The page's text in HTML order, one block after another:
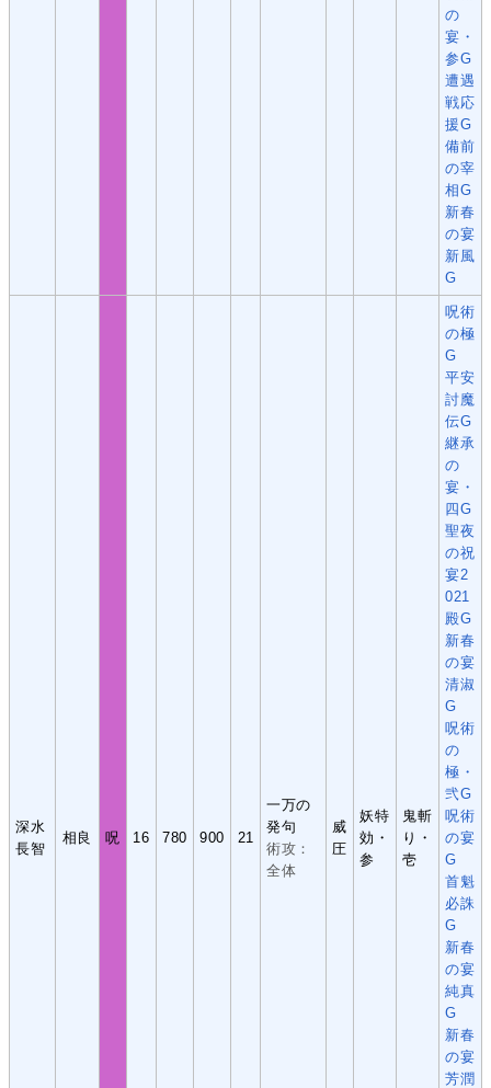
の
宴・
参G
遭遇
戦応
援G
備前
の宰
相G
新春
の宴
新風
G
深水
長智
相良 呪 16 780 900 21
一万の
発句
術攻：
全体
威
圧
妖特
効・
参
鬼斬
り・
壱
呪術
の極
G
平安
討魔
伝G
継承
の
宴・
四G
聖夜
の祝
宴2
021
殿G
新春
の宴
清淑
G
呪術
の
極・
弐G
呪術
の宴
G
首魁
必誅
G
新春
の宴
純真
G
新春
の宴
芳潤